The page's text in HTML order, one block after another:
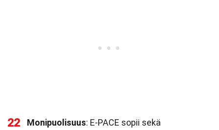
22 Monipuolisuus: E-PACE sopii sekä